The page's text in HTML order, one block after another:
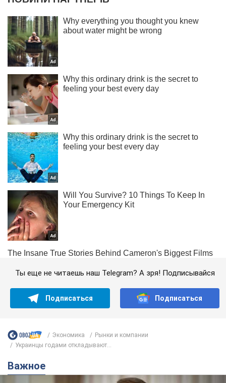
Ты еще не читаешь наш Telegram? А зря! Подписывайся
Подписаться Подписаться
Экономика
Рынки и компании
Украинцы годами откладывают...
Важное